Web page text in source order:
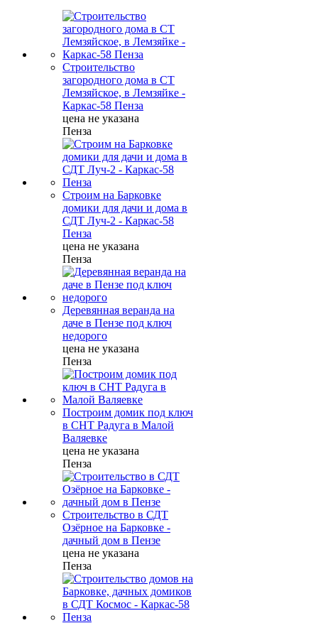
Строительство
загородного дома в СТ
Лемзяйское, в Лемзяйке -
Каркас-58 Пенза
цена не указана
Пенза
Строим на Барковке
домики для дачи и дома в
СДТ Луч-2 - Каркас-58
Пенза
цена не указана
Пенза
Деревянная веранда на
даче в Пензе под ключ
недорого
цена не указана
Пенза
Построим домик под ключ
в СНТ Радуга в Малой
Валяевке
цена не указана
Пенза
Строительство в СДТ
Озёрное на Барковке -
дачный дом в Пензе
цена не указана
Пенза